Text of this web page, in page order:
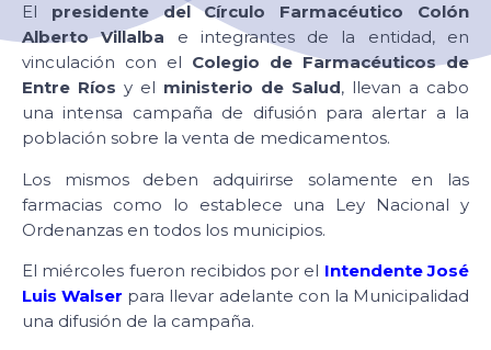
El presidente del Círculo Farmacéutico Colón
Alberto Villalba e integrantes de la entidad, en
vinculación con el Colegio de Farmacéuticos de
Entre Ríos y el ministerio de Salud, llevan a cabo
una intensa campaña de difusión para alertar a la
población sobre la venta de medicamentos.
Los mismos deben adquirirse solamente en las
farmacias como lo establece una Ley Nacional y
Ordenanzas en todos los municipios.
El miércoles fueron recibidos por el Intendente José
Luis Walser para llevar adelante con la Municipalidad
una difusión de la campaña.